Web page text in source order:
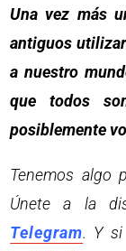
Una vez más
antiguos
a nuestro
que todos
posiblemente
Tenemos algo
Únete a la
Telegram. Y si